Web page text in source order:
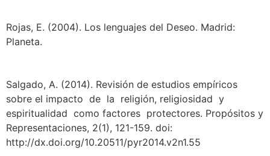
Rojas, E. (2004). Los lenguajes del Deseo. Madrid:
Planeta.
Salgado, A. (2014). Revisión de estudios empíricos
sobre el impacto de la religión, religiosidad y
espiritualidad como factores protectores. Propósitos y
Representaciones, 2(1), 121-159. doi:
http://dx.doi.org/10.20511/pyr2014.v2n1.55